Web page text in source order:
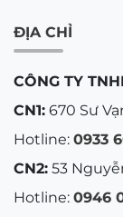
ĐỊA CHỈ
CÔNG TY
CN1: 670 Sư
Hotline: 0933
CN2: 53
Hotline: 0946